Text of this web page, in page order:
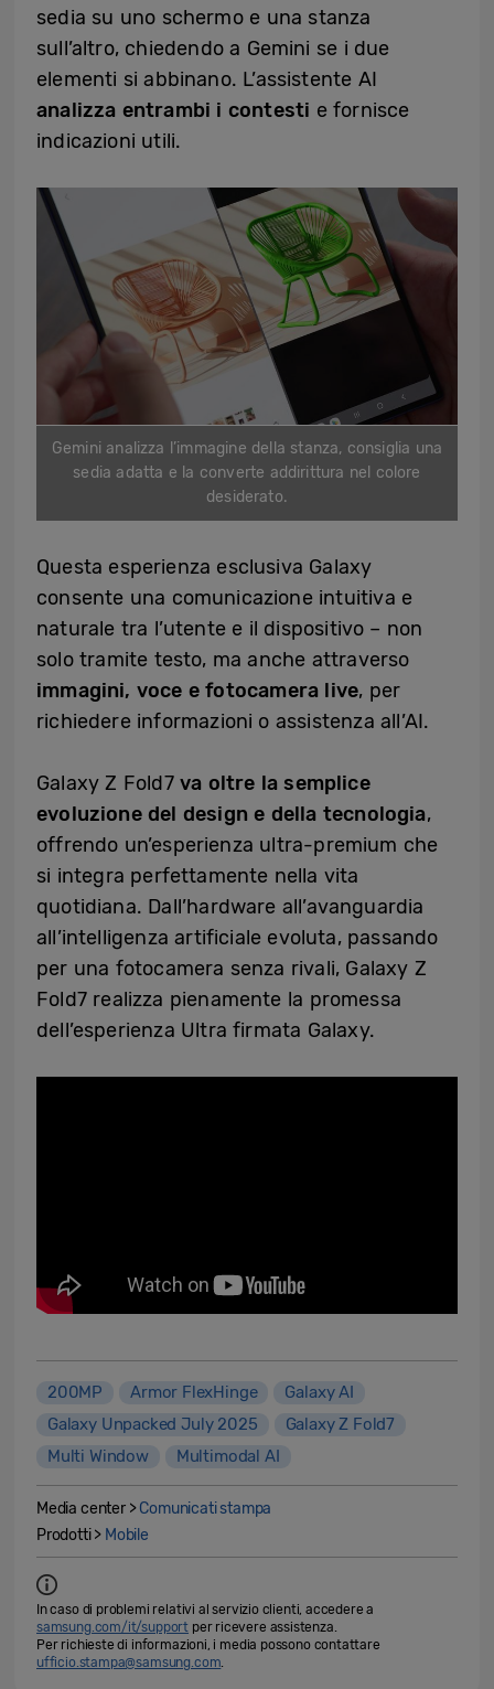
sedia su uno schermo e una stanza
sull’altro, chiedendo a Gemini se i due
elementi si abbinano. L’assistente AI
analizza entrambi i contesti e fornisce
indicazioni utili.
Gemini analizza l’immagine della stanza, consiglia una
sedia adatta e la converte addirittura nel colore
desiderato.
Questa esperienza esclusiva Galaxy
consente una comunicazione intuitiva e
naturale tra l’utente e il dispositivo – non
solo tramite testo, ma anche attraverso
immagini, voce e fotocamera live, per
richiedere informazioni o assistenza all’AI.
Galaxy Z Fold7 va oltre la semplice
evoluzione del design e della tecnologia,
offrendo un’esperienza ultra-premium che
si integra perfettamente nella vita
quotidiana. Dall’hardware all’avanguardia
all’intelligenza artificiale evoluta, passando
per una fotocamera senza rivali, Galaxy Z
Fold7 realizza pienamente la promessa
dell’esperienza Ultra firmata Galaxy.
200MP Armor FlexHinge
Galaxy AI
Galaxy Unpacked July 2025
Galaxy Z Fold7
Multi Window
Multimodal AI
Media center >Comunicati stampa
Prodotti > Mobile
In caso di problemi relativi al servizio clienti, accedere a
samsung.com/it/support per ricevere assistenza.
Per richieste di informazioni, i media possono contattare
ufficio.stampa@samsung.com